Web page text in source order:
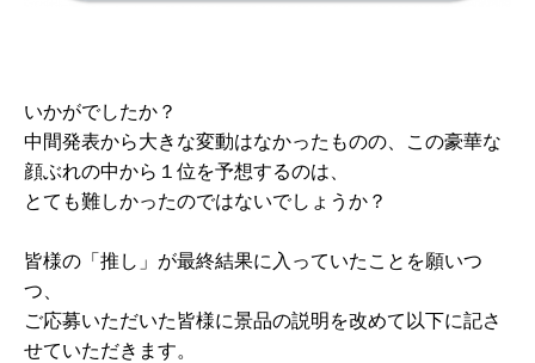
いかがでしたか？
中間発表から大きな変動はなかったものの、この豪華な
顔ぶれの中から１位を予想するのは、
とても難しかったのではないでしょうか？
皆様の「推し」が最終結果に入っていたことを願いつ
つ、
ご応募いただいた皆様に景品の説明を改めて以下に記さ
せていただきます。